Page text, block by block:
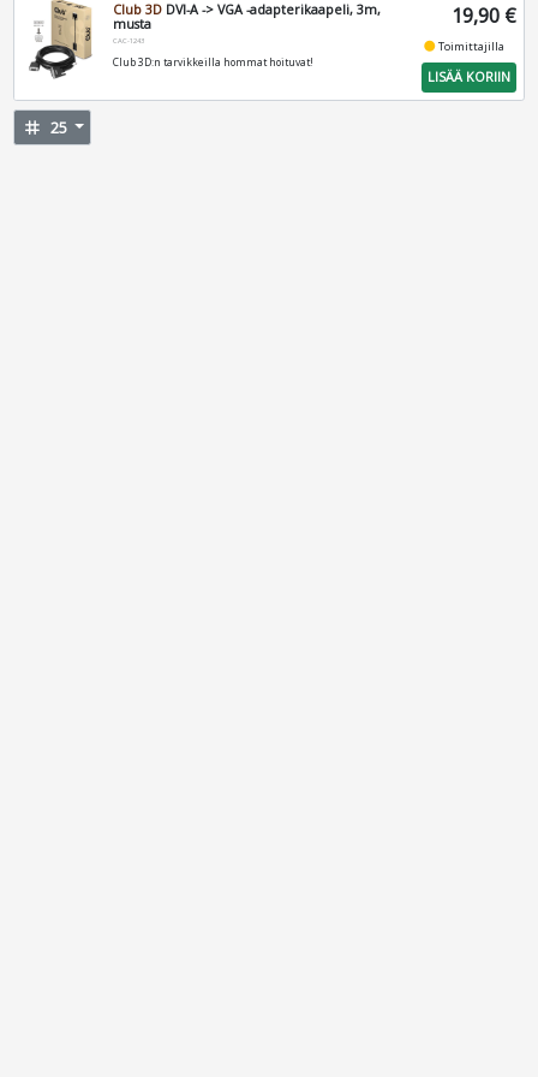
Club 3D DVI-A -> VGA -adapterikaapeli, 3m,
musta
CAC-1243
Club 3D:n tarvikkeilla hommat hoituvat!
19,90 €
fiber_manual_recordToimittajilla
LISÄÄ KORIIN
tag 25